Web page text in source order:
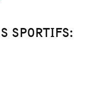
SPORTIFS: